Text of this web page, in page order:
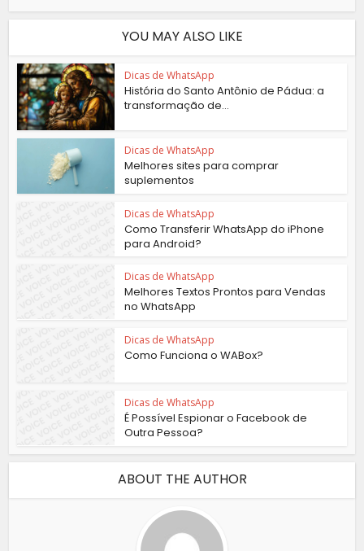
YOU MAY ALSO LIKE
Dicas de WhatsApp
História do Santo Antônio de Pádua: a
transformação de...
Dicas de WhatsApp
Melhores sites para comprar
suplementos
Dicas de WhatsApp
Como Transferir WhatsApp do iPhone
para Android?
Dicas de WhatsApp
Melhores Textos Prontos para Vendas
no WhatsApp
Dicas de WhatsApp
Como Funciona o WABox?
Dicas de WhatsApp
É Possível Espionar o Facebook de
Outra Pessoa?
ABOUT THE AUTHOR